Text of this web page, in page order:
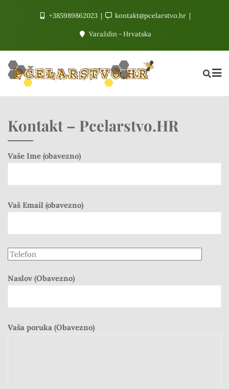
+385989862023 kontakt@pcelarstvo.hr
Varaždin - Hrvatska
Kontakt – Pcelarstvo.HR
Vaše Ime (obavezno)
Vaš Email (obavezno)
Naslov (Obavezno)
Vaša poruka (Obavezno)